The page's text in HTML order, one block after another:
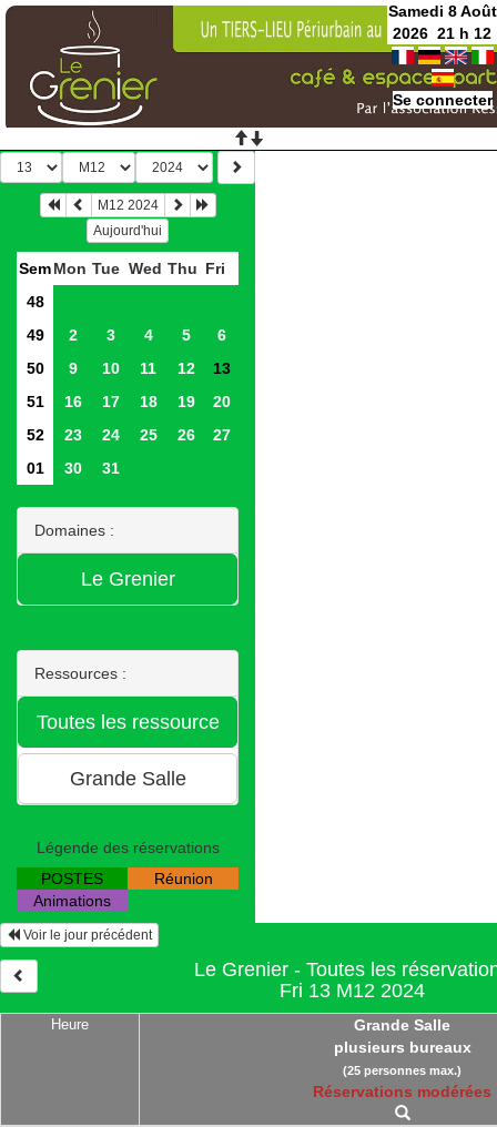
Samedi 8 Août
2026 21 h 12
Se connecter
M12 2024
Aujourd'hui
SemMon Tue Wed Thu Fri
48
49
2 3 4 5
6
50
9 10 11 12
13
51
16 17 18 19
20
52
23 24 25 26
27
01
30 31
Domaines :
Ressources :
Légende des réservations
POSTES
Réunion
Animations
Voir le jour précédent
Le Grenier - Toutes les
Fri 13 M12 2024
Heure
Grande Salle
plusieurs bureaux
(25 personnes max.)
Réservations modérées